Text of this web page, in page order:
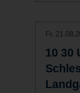
Fr.
10 30